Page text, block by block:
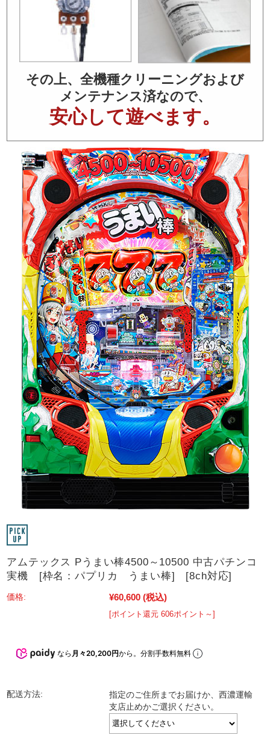
その上、全機種クリーニングおよび
メンテナンス済なので、
安心して遊べます。
アムテックス Pうまい棒4500～10500 中古パチンコ
実機 [枠名：パプリカ うまい棒] [8ch対応]
価格: ¥60,600 (税込)
[ポイント還元 606ポイント～]
なら 月々20,200円から。分割手数料無料
配送方法:
指定のご住所までお届けか、西濃運輸
支店止めかご選択ください。